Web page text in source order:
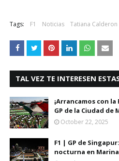
Tags: F1 Noticias Tatiana Calderon
TAL VEZ TE INTERESEN
¡Arrancamos con la
GP de la Ciudad de
October 22, 2025
F1 | GP de
nocturna en